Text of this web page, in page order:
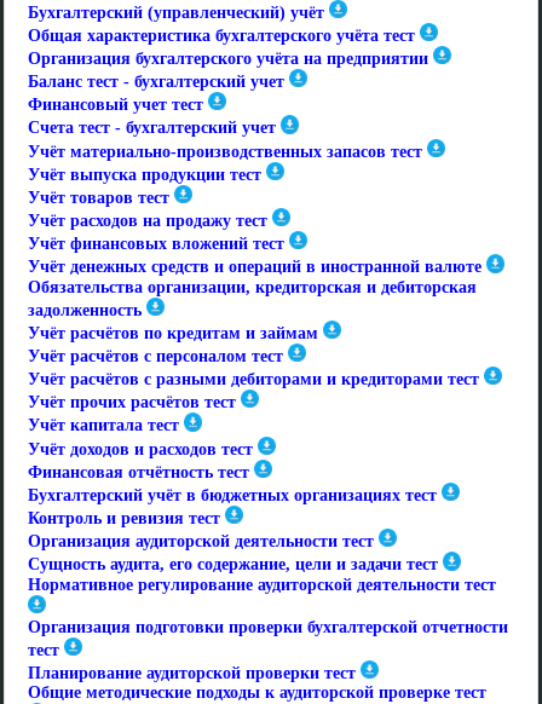
Бухгалтерский (управленческий) учёт
Общая характеристика бухгалтерского учёта тест
Организация бухгалтерского учёта на предприятии
Баланс тест - бухгалтерский учет
Финансовый учет тест
Счета тест - бухгалтерский учет
Учёт материально-производственных запасов тест
Учёт выпуска продукции тест
Учёт товаров тест
Учёт расходов на продажу тест
Учёт финансовых вложений тест
Учёт денежных средств и операций в иностранной валюте
Обязательства организации, кредиторская и дебиторская
задолженность
Учёт расчётов по кредитам и займам
Учёт расчётов с персоналом тест
Учёт расчётов с разными дебиторами и кредиторами тест
Учёт прочих расчётов тест
Учёт капитала тест
Учёт доходов и расходов тест
Финансовая отчётность тест
Бухгалтерский учёт в бюджетных организациях тест
Контроль и ревизия тест
Организация аудиторской деятельности тест
Сущность аудита, его содержание, цели и задачи тест
Нормативное регулирование аудиторской деятельности тест
Организация подготовки проверки бухгалтерской отчетности
тест
Планирование аудиторской проверки тест
Общие методические подходы к аудиторской проверке тест